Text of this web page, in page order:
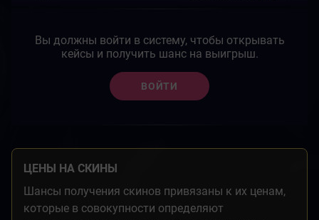
Вы должны войти в систему, чтобы открывать
кейсы и получить шанс на выигрыш.
ВОЙТИ
ЦЕНЫ НА СКИНЫ
Шансы получения скинов привязаны к их ценам,
которые в совокупности определяют